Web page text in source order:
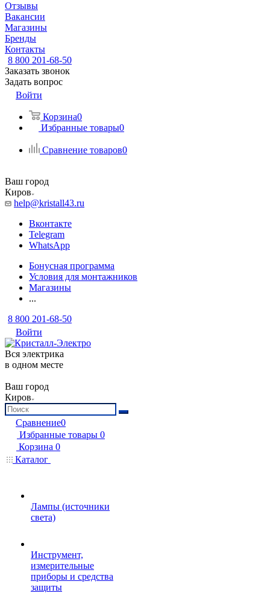
Отзывы
Вакансии
Магазины
Бренды
Контакты
8 800 201-68-50
Заказать звонок
Задать вопрос
Войти
Корзина0
Избранные товары0
Сравнение товаров0
Ваш город
Киров
help@kristall43.ru
Вконтакте
Telegram
WhatsApp
Бонусная программа
Условия для монтажников
Магазины
...
8 800 201-68-50
Войти
Вся электрика
в одном месте
Ваш город
Киров
Сравнение0
Избранные товары 0
Корзина 0
Каталог
Лампы (источники
света)
Инструмент,
измерительные
приборы и средства
защиты